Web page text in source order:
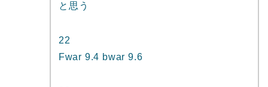
と思う
22
Fwar 9.4 bwar 9.6